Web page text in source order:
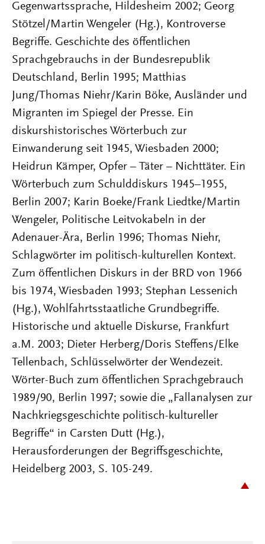
Gegenwartssprache, Hildesheim 2002; Georg
Stötzel/Martin Wengeler (Hg.), Kontroverse
Begriffe. Geschichte des öffentlichen
Sprachgebrauchs in der Bundesrepublik
Deutschland, Berlin 1995; Matthias
Jung/Thomas Niehr/Karin Böke, Ausländer und
Migranten im Spiegel der Presse. Ein
diskurshistorisches Wörterbuch zur
Einwanderung seit 1945, Wiesbaden 2000;
Heidrun Kämper, Opfer – Täter – Nichttäter. Ein
Wörterbuch zum Schulddiskurs 1945–1955,
Berlin 2007; Karin Boeke/Frank Liedtke/Martin
Wengeler, Politische Leitvokabeln in der
Adenauer-Ära, Berlin 1996; Thomas Niehr,
Schlagwörter im politisch-kulturellen Kontext.
Zum öffentlichen Diskurs in der BRD von 1966
bis 1974, Wiesbaden 1993; Stephan Lessenich
(Hg.), Wohlfahrtsstaatliche Grundbegriffe.
Historische und aktuelle Diskurse, Frankfurt
a.M. 2003; Dieter Herberg/Doris Steffens/Elke
Tellenbach, Schlüsselwörter der Wendezeit.
Wörter-Buch zum öffentlichen Sprachgebrauch
1989/90, Berlin 1997; sowie die „Fallanalysen zur
Nachkriegsgeschichte politisch-kultureller
Begriffe“ in Carsten Dutt (Hg.),
Herausforderungen der Begriffsgeschichte,
Heidelberg 2003, S. 105-249.